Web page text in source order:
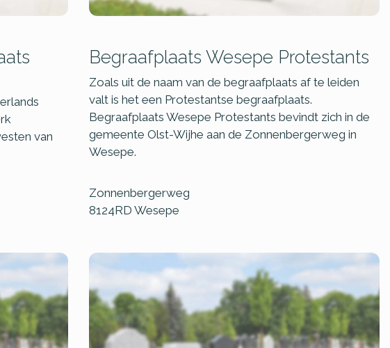
van
Begraafplaats Wesepe Protestants
Zoals uit de naam van de begraafplaats af te leiden
valt is het een Protestantse begraafplaats.
Begraafplaats Wesepe Protestants bevindt zich in de
gemeente Olst-Wijhe aan de Zonnenbergerweg in
Wesepe.
Zonnenbergerweg
8124RD Wesepe